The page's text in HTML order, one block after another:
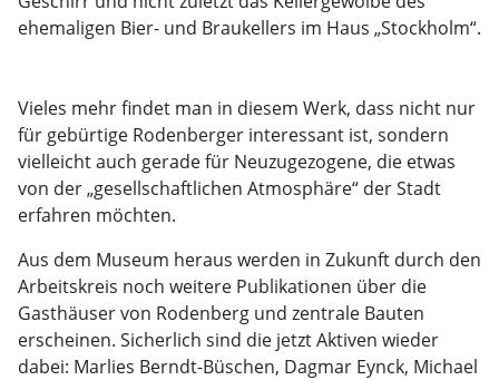
ehemaligen Bier- und Braukellers im Haus „Stockholm“.
Vieles mehr findet man in diesem Werk, dass nicht nur
für gebürtige Rodenberger interessant ist, sondern
vielleicht auch gerade für Neuzugezogene, die etwas
von der „gesellschaftlichen Atmosphäre“ der Stadt
erfahren möchten.
Aus dem Museum heraus werden in Zukunft durch den
Arbeitskreis noch weitere Publikationen über die
Gasthäuser von Rodenberg und zentrale Bauten
erscheinen. Sicherlich sind die jetzt Aktiven wieder
dabei: Marlies Berndt-Büschen, Dagmar Eynck, Michael